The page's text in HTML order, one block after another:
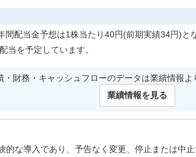
間配当金予想は1株当たり40円(前期実績34円)と
当を予定しています。
・財務・キャッシュフローのデータは業績情報よ
業績情報を見る
的な導入であり、予告なく変更、停止または中止